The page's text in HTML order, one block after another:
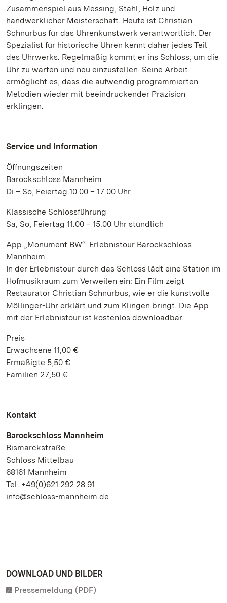
Zusammenspiel aus Messing, Stahl, Holz und
handwerklicher Meisterschaft. Heute ist Christian
Schnurbus für das Uhrenkunstwerk verantwortlich. Der
Spezialist für historische Uhren kennt daher jedes Teil
des Uhrwerks. Regelmäßig kommt er ins Schloss, um die
Uhr zu warten und neu einzustellen. Seine Arbeit
ermöglicht es, dass die aufwendig programmierten
Melodien wieder mit beeindruckender Präzision
erklingen.
Service und Information
Öffnungszeiten
Barockschloss Mannheim
Di – So, Feiertag 10.00 – 17.00 Uhr
Klassische Schlossführung
Sa, So, Feiertag 11.00 – 15.00 Uhr stündlich
App „Monument BW“: Erlebnistour Barockschloss
Mannheim
In der Erlebnistour durch das Schloss lädt eine Station im
Hofmusikraum zum Verweilen ein: Ein Film zeigt
Restaurator Christian Schnurbus, wie er die kunstvolle
Möllinger-Uhr erklärt und zum Klingen bringt. Die App
mit der Erlebnistour ist kostenlos downloadbar.
Preis
Erwachsene 11,00 €
Ermäßigte 5,50 €
Familien 27,50 €
Kontakt
Barockschloss Mannheim
Bismarckstraße
Schloss Mittelbau
68161 Mannheim
Tel. +49(0)621.292 28 91
info@schloss-mannheim.de
DOWNLOAD UND BILDER
Pressemeldung (PDF)